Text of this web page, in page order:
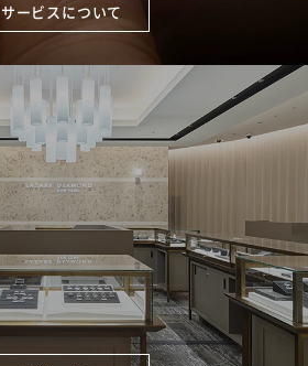
サービスについて